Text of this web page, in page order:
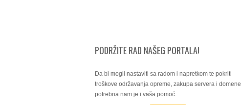
PODRŽITE RAD NAŠEG PORTALA!
Da bi mogli nastaviti sa radom i napretkom te pokriti
troškove održavanja opreme, zakupa servera i domene
potrebna nam je i vaša pomoć.